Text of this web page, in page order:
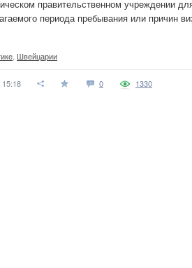
правительственном учреждении
периода пребывания или причин
Швейцарии
15:18 0 1330